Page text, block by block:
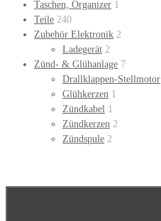
Taschen, Organizer 1
Teile 240
Zubehör Elektronik 2
Ladegerät 2
Zünd- & Glühanlage 7
Drallklappen-Stellmotor
Glühkerzen 1
Zündkabel 1
Zündkerzen 2
Zündspule 2